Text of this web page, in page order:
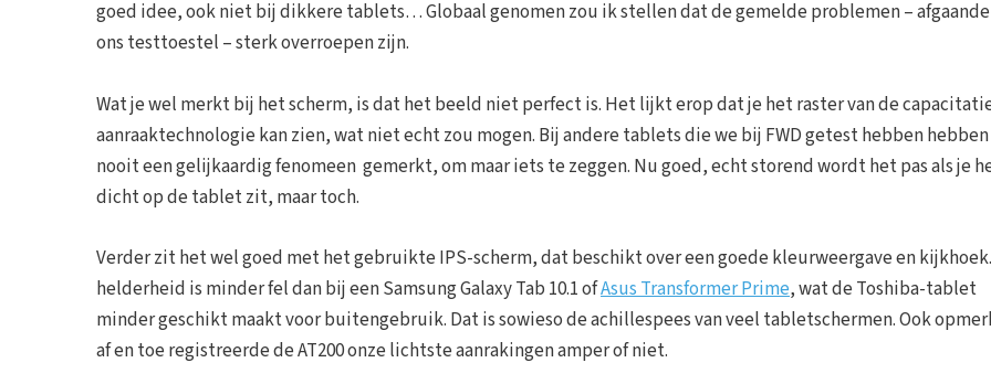
goed idee, ook niet bij dikkere tablets… Globaal genomen zou ik stellen dat de gemelde problemen –
ons testtoestel – sterk overroepen zijn.
Wat je wel merkt bij het scherm, is dat het beeld niet perfect is. Het lijkt erop dat je het raster van de
aanraaktechnologie kan zien, wat niet echt zou mogen. Bij andere tablets die we bij FWD getest hebben
nooit een gelijkaardig fenomeen gemerkt, om maar iets te zeggen. Nu goed, echt storend wordt het pas als je
dicht op de tablet zit, maar toch.
Verder zit het wel goed met het gebruikte IPS-scherm, dat beschikt over een goede kleurweergave en
helderheid is minder fel dan bij een Samsung Galaxy Tab 10.1 ofAsus Transformer Prime, wat de Toshiba-tablet
minder geschikt maakt voor buitengebruik. Dat is sowieso de achillespees van veel tabletschermen. Ook
af en toe registreerde de AT200 onze lichtste aanrakingen amper of niet.